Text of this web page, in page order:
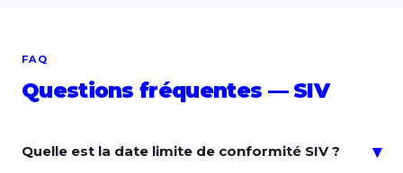
FAQ
Questions fréquentes — SIV
Quelle est la date limite de conformité SIV ? ▾